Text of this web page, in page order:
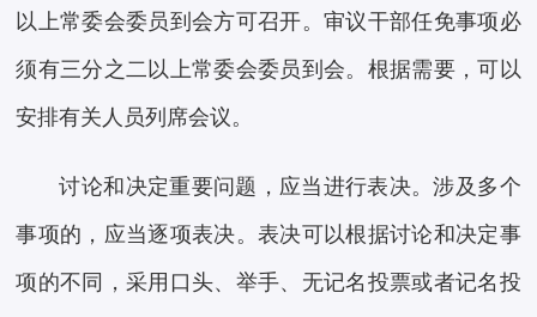
以上常委会委员到会方可召开。审议干部任免事项必
须有三分之二以上常委会委员到会。根据需要，可以
安排有关人员列席会议。
讨论和决定重要问题，应当进行表决。涉及多个
事项的，应当逐项表决。表决可以根据讨论和决定事
项的不同，采用口头、举手、无记名投票或者记名投